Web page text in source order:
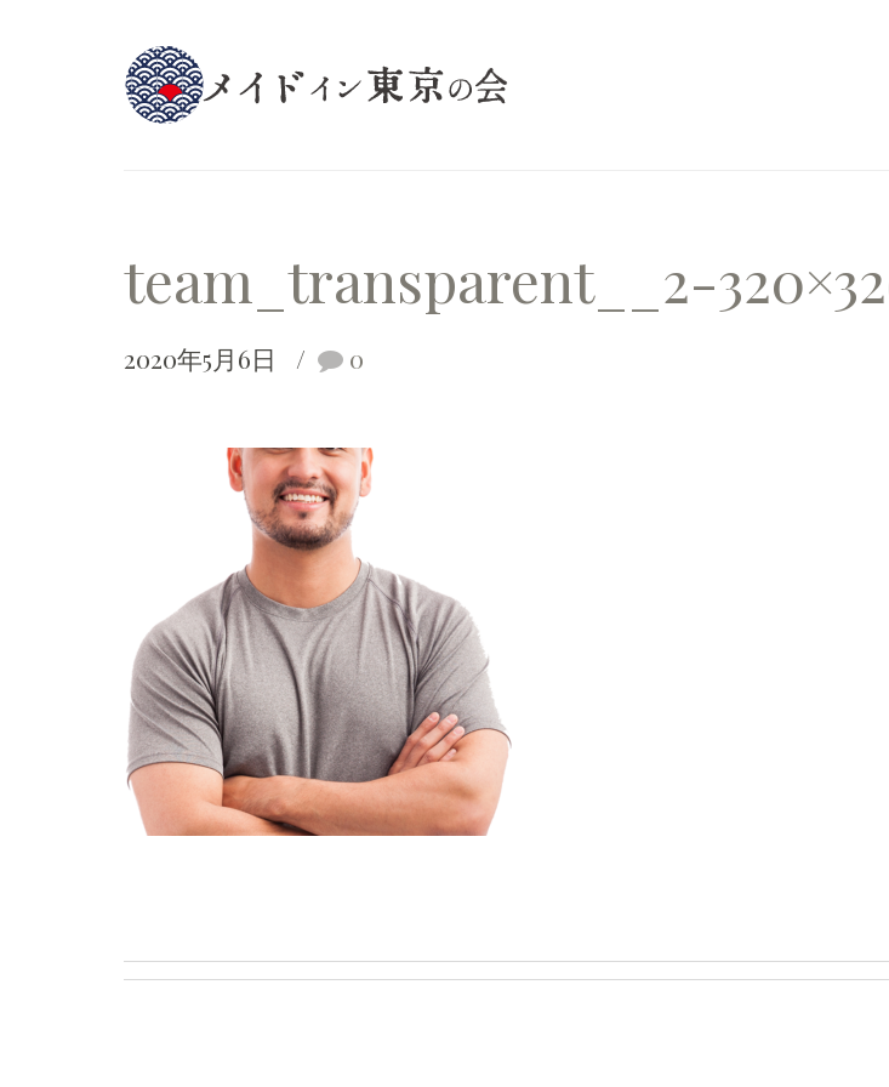
team_transparent__2-
2020年5月6日 0